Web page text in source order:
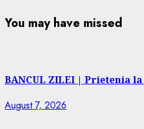
You may have missed
BANCUL ZILEI | Prietenia
August 7, 2026